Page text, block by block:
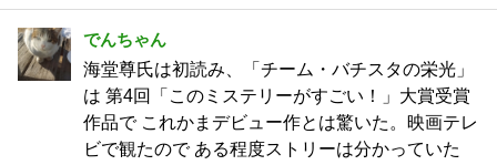
でんちゃん
海堂尊氏は初読み、「チーム・バチスタの栄光」
は 第4回「このミステリーがすごい！」大賞受賞
作品で これかまデビュー作とは驚いた。映画テレ
ビで観たので ある程度ストリーは分かっていた